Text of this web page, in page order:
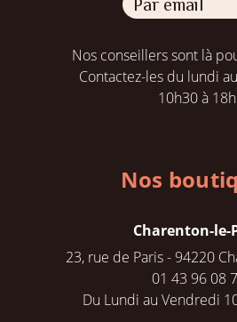
Par email
Nos conseillers sont là
Contactez-les du lundi
10h30 à
Nos
Charenton-le-
23, rue de Paris - 94220
01 43 96 08
Du Lundi au Vendredi